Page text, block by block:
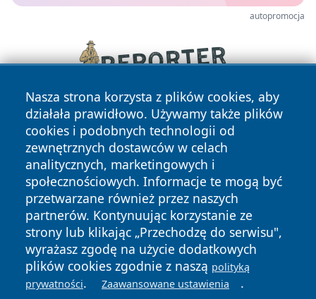
autopromocja
Nasza strona korzysta z plików cookies, aby
działała prawidłowo. Używamy także plików
cookies i podobnych technologii od
zewnętrznych dostawców w celach
analitycznych, marketingowych i
społecznościowych. Informacje te mogą być
przetwarzane również przez naszych
partnerów. Kontynuując korzystanie ze
strony lub klikając „Przechodzę do serwisu",
wyrażasz zgodę na użycie dodatkowych
plików cookies zgodnie z naszą polityką
prywatności. Zaawansowane ustawienia .
Copyright © 2026 dabrowski24.pl Wszystkie prawa
zastrzeżone.
News Autorzy
Polityka
Prywatności
Polityka
Cookies